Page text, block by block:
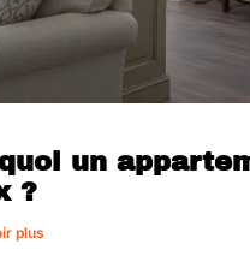
quoi un
?
plus